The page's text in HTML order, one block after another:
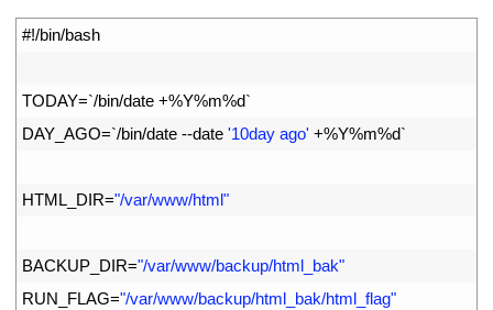
#!/bin/bash
TODAY=`/bin/date +%Y%m%d`
DAY_AGO=`/bin/date --date '10day ago' +%Y%m%d`
HTML_DIR="/var/www/html"
BACKUP_DIR="/var/www/backup/html_bak"
RUN_FLAG="/var/www/backup/html_bak/html_flag"